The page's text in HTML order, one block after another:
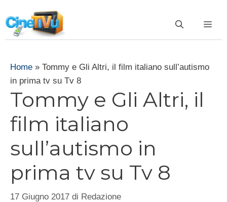
al
contenuto
Home » Tommy e Gli Altri, il film italiano sull’autismo
in prima tv su Tv 8
Tommy e Gli Altri, il
film italiano
sull’autismo in
prima tv su Tv 8
17 Giugno 2017 di Redazione